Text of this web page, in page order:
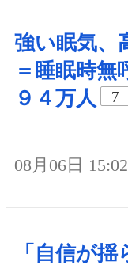
強い眠気、
＝睡眠時無
９４万人
7
08月06日 15:02
「自信が